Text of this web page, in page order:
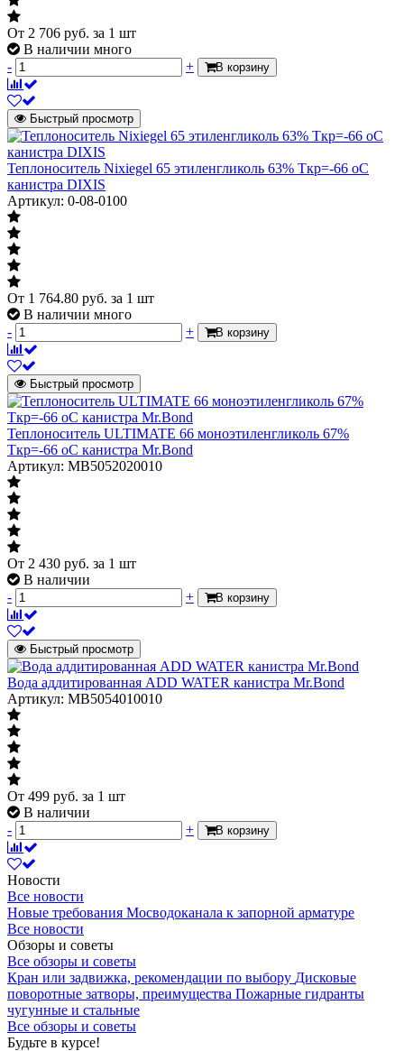
От 2 706 руб. за 1 шт
В наличии много
-
+ В корзину
Быстрый просмотр
Теплоноситель Nixiegel 65 этиленгликоль 63% Ткр=-66 оС
канистра DIXIS
Артикул: 0-08-0100
От 1 764.80 руб. за 1 шт
В наличии много
-
+ В корзину
Быстрый просмотр
Теплоноситель ULTIMATE 66 моноэтиленгликоль 67%
Ткр=-66 оС канистра Mr.Bond
Артикул: MB5052020010
От 2 430 руб. за 1 шт
В наличии
-
+ В корзину
Быстрый просмотр
Вода аддитированная ADD WATER канистра Mr.Bond
Артикул: MB5054010010
От 499 руб. за 1 шт
В наличии
-
+ В корзину
Новости
Все новости
Новые требования Мосводоканала к запорной арматуре
Все новости
Обзоры и советы
Все обзоры и советы
Кран или задвижка, рекомендации по выбору Дисковые
поворотные затворы, преимущества Пожарные гидранты
чугунные и стальные
Все обзоры и советы
Будьте в курсе!